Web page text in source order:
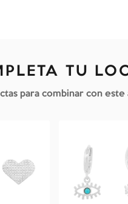
TU
para combinar con